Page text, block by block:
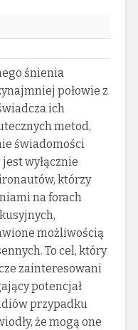
śnienia
połowie z
ich
metod,
świadomości
wyłącznie
którzy
na forach
możliwością
To cel, który
zainteresowani
potencjał
przypadku
że mogą one